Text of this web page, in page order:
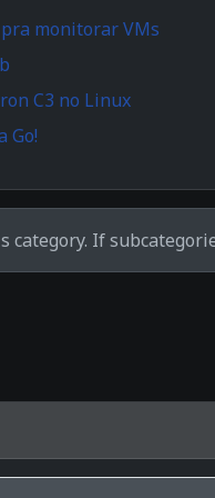
monitorar VMs
C3 no Linux
Go!
If